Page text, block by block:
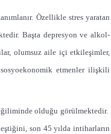
Özellikle stres yaratan
Başta depresyon ve alkol-
olumsuz aile içi etkileşimler,
sosyoekonomik etmenler ilişkili
olduğu görülmektedir.
son 45 yılda intiharların